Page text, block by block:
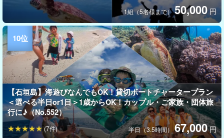
1組（5名様まで）50,000 円
【石垣島】海遊びなんでもOK！貸切ボートチャータープラン
＜選べる半日or1日＞1歳からOK！カップル・ご家族・団体旅
行に♪（No.552）
半日（3.5時間）67,000 円
(7件)